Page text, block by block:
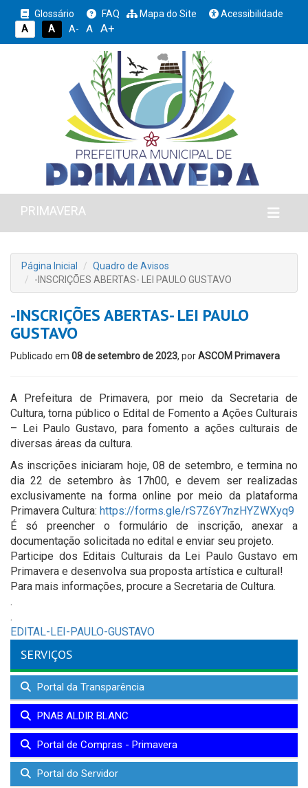
Glossário FAQ Mapa do Site
Acessibilidade
A
A A- A A+
PRIMAVERA
Página Inicial
Quadro de Avisos
-INSCRIÇÕES ABERTAS- LEI PAULO GUSTAVO
-INSCRIÇÕES ABERTAS- LEI PAULO
GUSTAVO
Publicado em 08 de setembro de 2023, porASCOM Primavera
A Prefeitura de Primavera, por meio da Secretaria de
Cultura, torna público o Edital de Fomento a Ações Culturais
– Lei Paulo Gustavo, para fomento a ações culturais de
diversas áreas da cultura.
As inscrições iniciaram hoje, 08 de setembro, e termina no
dia 22 de setembro às 17h00, e devem ser realizadas
exclusivamente na forma online por meio da plataforma
Primavera Cultura: https://forms.gle/rS7Z6Y7nzHYZWXyq9
É só preencher o formulário de inscrição, anexar a
documentação solicitada no edital e enviar seu projeto.
Participe dos Editais Culturais da Lei Paulo Gustavo em
Primavera e desenvolva sua proposta artística e cultural!
Para mais informações, procure a Secretaria de Cultura.
.
.
EDITAL-LEI-PAULO-GUSTAVO
SERVIÇOS
Portal da Transparência
PNAB ALDIR BLANC
Portal de Compras - Primavera
Portal do Servidor